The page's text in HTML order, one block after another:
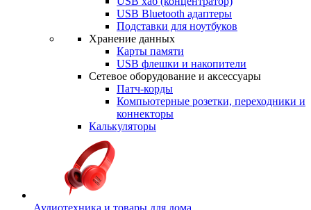
USB Bluetooth адаптеры
Подставки для ноутбуков
Хранение данных
Карты памяти
USB флешки и накопители
Сетевое оборудование и аксессуары
Патч-корды
Компьютерные розетки, переходники и
коннекторы
Калькуляторы